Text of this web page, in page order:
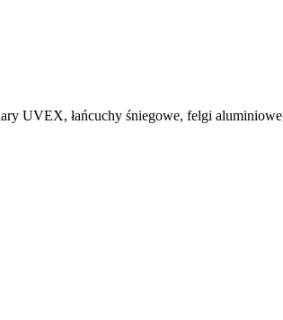
UVEX, łańcuchy śniegowe, felgi